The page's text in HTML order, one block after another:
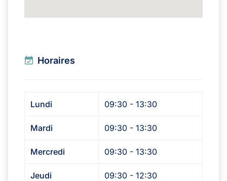
Horaires
Lundi 09:30 - 13:30
Mardi 09:30 - 13:30
Mercredi 09:30 - 13:30
Jeudi 09:30 - 12:30